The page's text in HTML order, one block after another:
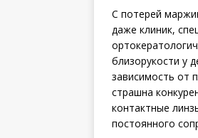
С потерей
даже клиник,
близорукости у
зависимость от
страшна
контактные
постоянного